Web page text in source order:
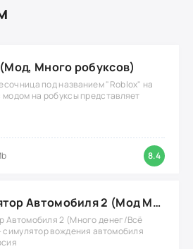
Много робуксов)
под названием "Roblox" на
модом на робуксы представляет
8.4
Симулятор Автомобиля 2 (Мод Много денег/Всё открыто)
Автомобиля 2 (Много денег/Всё
симулятор вождения автомобиля